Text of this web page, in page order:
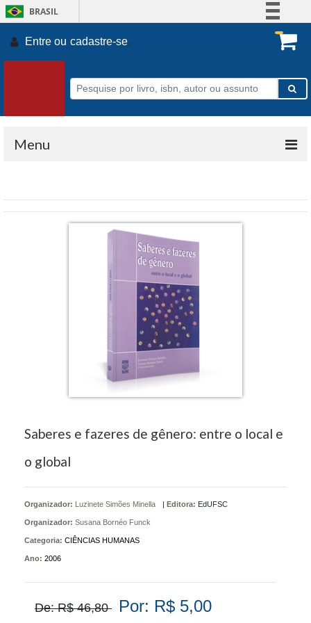
BRASIL
Participe
Acesso à informação
Legislação
Entre ou cadastre-se.
Menu
Saberes e fazeres de gênero: entre o local e
o global
Organizador: Luzinete Simões Minella
Organizador: Susana Bornéo Funck
| Editora: EdUFSC
Categoria: CIÊNCIAS HUMANAS
Ano: 2006
De: R$ 46,80 Por: R$ 5,00